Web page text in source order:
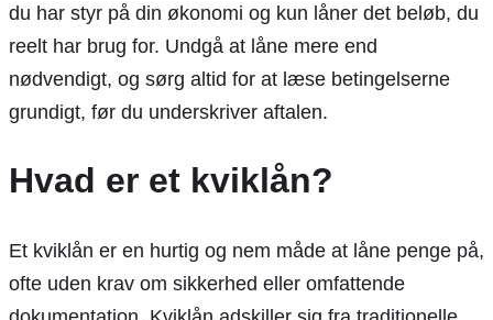
du har styr på din økonomi og kun låner det beløb, du
reelt har brug for. Undgå at låne mere end
nødvendigt, og sørg altid for at læse betingelserne
grundigt, før du underskriver aftalen.
Hvad er et kviklån?
Et kviklån er en hurtig og nem måde at låne penge på,
ofte uden krav om sikkerhed eller omfattende